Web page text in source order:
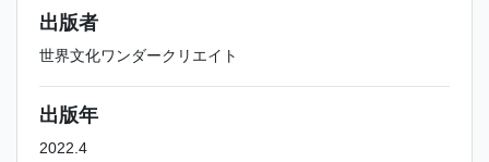
出版者
世界文化ワンダークリエイト
出版年
2022.4